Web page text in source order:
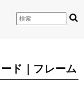
ド｜フレーム